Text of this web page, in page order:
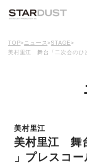
TOP> ニュース>STAGE>
美村里江 舞台「二次会のひ
美村里江
美村里江 舞
」プレスコ